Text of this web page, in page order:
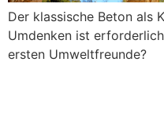
Der klassische Beton als
Umdenken ist
ersten Umweltfreunde?